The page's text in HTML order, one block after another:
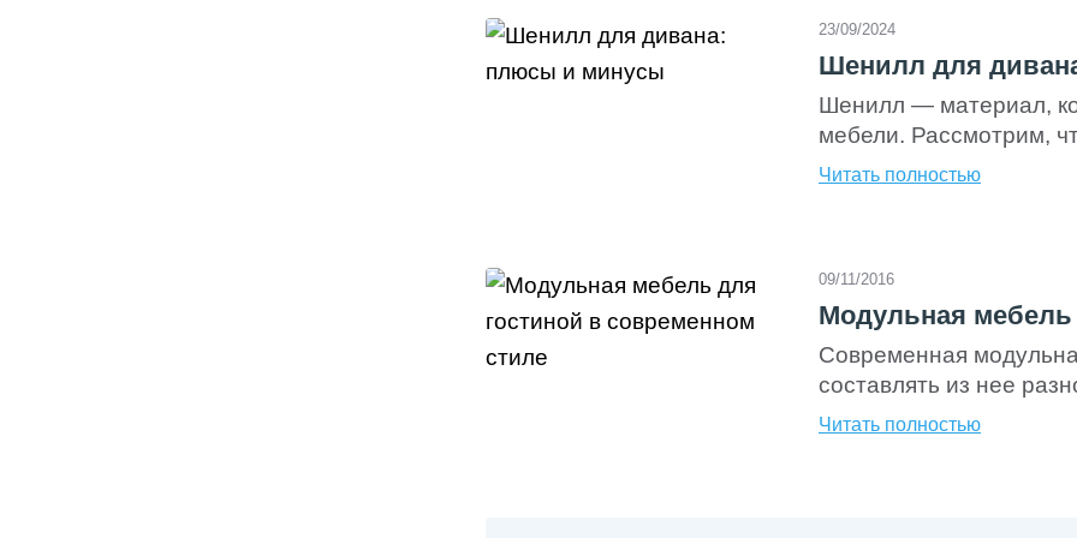
последовательностей.
23/09/2024
Шенилл для
Шенилл — материал,
мебели. Рассмотрим,
особенности
означает «гусеница».
[…]
Читать полностью
09/11/2016
Модульная мебель
Современная
составлять из нее
планировку, метраж и
Читать полностью